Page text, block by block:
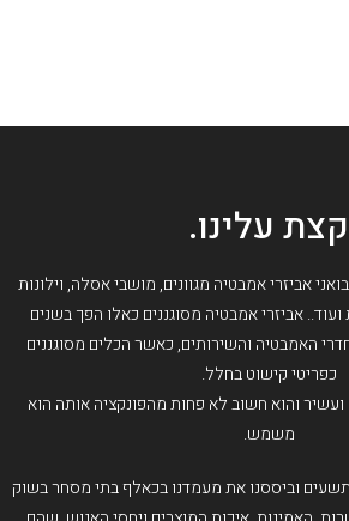
קצת עלינו.
אביזרי אמבטיה מגוונים, מושבי אסלה, וילונות
אביזרי אמבטיה מסוגננים כאלו הפך בשנים
האמבטיה והשירותים, כאשר הכלים מסוגננים
כפריטי קישוט בחלל.
ועשיר והוא חשוב לא פחות מהפונקציה אותה הוא
משמש.
וביססנו את מעמדנו בכאלף בתי מסחר בשוק